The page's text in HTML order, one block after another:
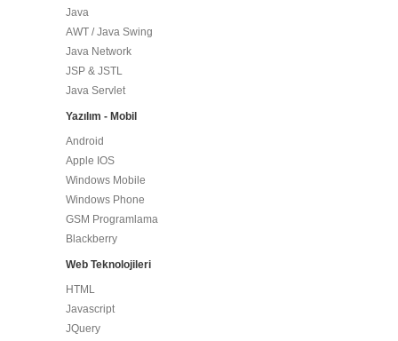
Java
AWT / Java Swing
Java Network
JSP & JSTL
Java Servlet
Yazılım - Mobil
Android
Apple IOS
Windows Mobile
Windows Phone
GSM Programlama
Blackberry
Web Teknolojileri
HTML
Javascript
JQuery